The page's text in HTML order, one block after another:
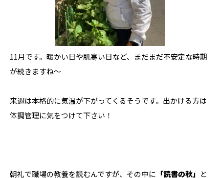
11月です。暖かい日や肌寒い日など、まだまだ不安定な時期
が続きますね～
来週は本格的に気温が下がってくるそうです。出かける方は
体調管理に気をつけて下さい！
朝礼で職場の教養を読むんですが、その中に 「読書の秋」 と